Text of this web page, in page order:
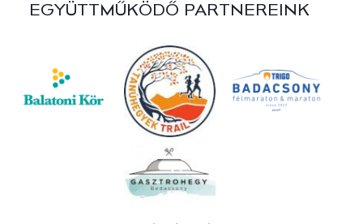
EGYÜTTMŰKÖDŐ PARTNEREINK